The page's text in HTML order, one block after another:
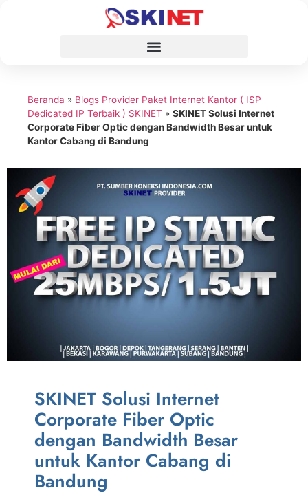
Beranda » Blogs Provider Paket Internet Kantor ( ISP
Dedicated IP Terbaik ) SKINET » SKINET Solusi Internet
Corporate Fiber Optic dengan Bandwidth Besar untuk
Kantor Cabang di Bandung
SKINET Solusi Internet
Corporate Fiber Optic
dengan Bandwidth Besar
untuk Kantor Cabang di
Bandung